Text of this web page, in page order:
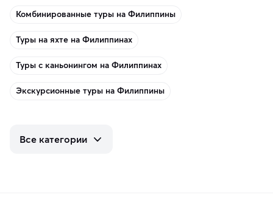
Комбинированные туры на Филиппины
Туры на яхте на Филиппинах
Туры с каньонингом на Филиппинах
Экскурсионные туры на Филиппины
Все категории